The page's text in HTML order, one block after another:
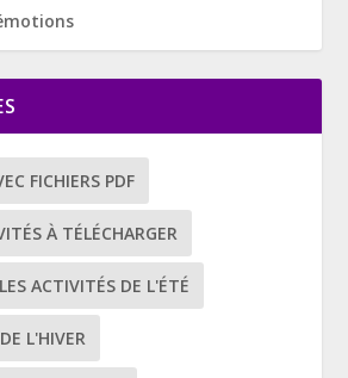
FICHIERS PDF
À TÉLÉCHARGER
LES ACTIVITÉS DE L'ÉTÉ
L'HIVER